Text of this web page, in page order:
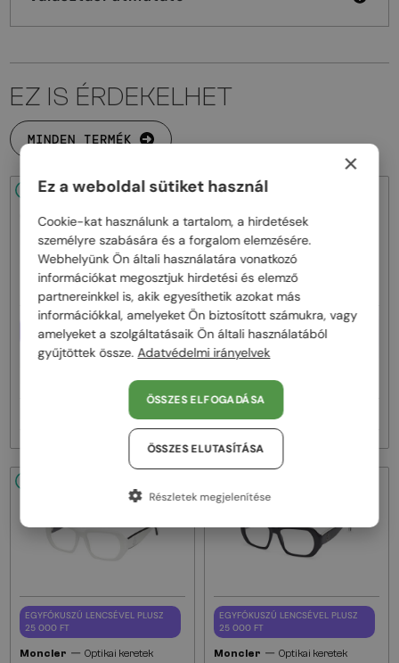
EZ IS ÉRDEKELHET
MINDEN TERMÉK
48/72
EGYFÓKUSZÚ LENCSÉVEL PLUSZ
25 000 FT
Moncler — Optikai keretek
48/72
EGYFÓKUSZÚ LENCSÉVEL PLUSZ
25 000 FT
Moncler—
ML5202 - 036 - 56
EGYFÓKUSZÚ LENCSÉVEL PLUSZ
25 000 FT
Moncler — Optikai keretek
EGYFÓKUSZÚ LENCSÉVEL PLUSZ
25 000 FT
Moncler — Optikai keretek
×
Ez a weboldal sütiket használ
Cookie-kat használunk a tartalom, a hirdetések
személyre szabására és a forgalom elemzésére.
Webhelyünk Ön általi használatára vonatkozó
információkat megosztjuk hirdetési és elemző
partnereinkkel is, akik egyesíthetik azokat más
információkkal, amelyeket Ön biztosított számukra, vagy
amelyeket a szolgáltatásaik Ön általi használatából
gyűjtöttek össze.Adatvédelmi irányelvek
ÖSSZES ELFOGADÁSA
ÖSSZES ELUTASÍTÁSA
Részletek megjelenítése